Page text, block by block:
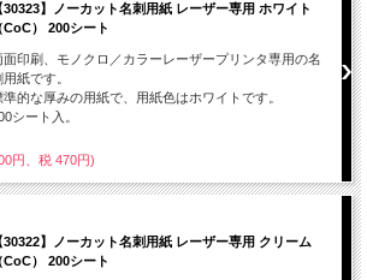
30323】ノーカット名刺用紙 レーザー専用 ホワイト
CoC） 200シート
面印刷、モノクロ／カラーレーザープリンタ専用の名
用紙です。
準的な厚みの用紙で、用紙色はホワイトです。
シート入。
円、税 470円)
30322】ノーカット名刺用紙 レーザー専用 クリーム
CoC） 200シート